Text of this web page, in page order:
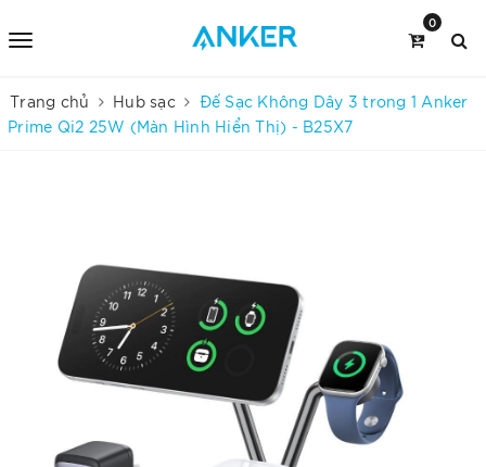
0
Trang chủ Hub sạc
Đế Sạc Không Dây 3 trong 1 Anker
Prime Qi2 25W (Màn Hình Hiển Thị) - B25X7